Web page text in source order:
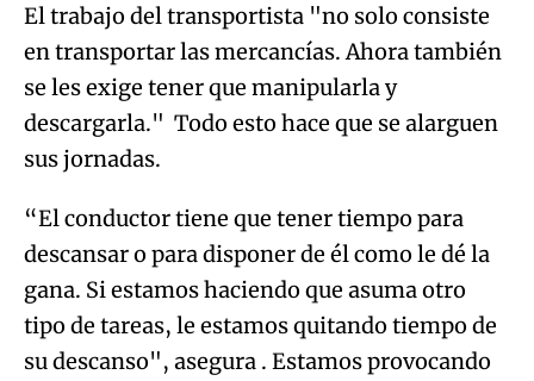
El trabajo del transportista "no solo consiste
en transportar las mercancías. Ahora también
se les exige tener que manipularla y
descargarla." Todo esto hace que se alarguen
sus jornadas.
“El conductor tiene que tener tiempo para
descansar o para disponer de él como le dé la
gana. Si estamos haciendo que asuma otro
tipo de tareas, le estamos quitando tiempo de
su descanso", asegura . Estamos provocando